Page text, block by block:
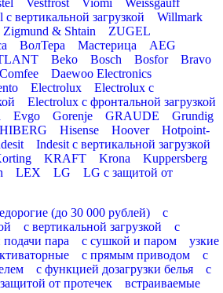
вертикальной загрузкой
Willmark
Zigmund & Shtain
ZUGEL
ВолТера Мастерица
AEG
Beko Bosch Bosfor
Bravo
Comfee
Daewoo Electronics
Electrolux
Electrolux с
Electrolux с фронтальной загрузкой
Evgo Gorenje GRAUDE
Grundig
HIBERG Hisense Hoover
Hotpoint-
Indesit с вертикальной загрузкой
KRAFT Krona
Kuppersberg
LEX LG
LG с защитой от
(до 30 000 рублей)
с
с вертикальной загрузкой
с
пара с сушкой и паром
узкие
с прямым приводом
с
с функцией дозагрузки белья
с
от протечек
встраиваемые